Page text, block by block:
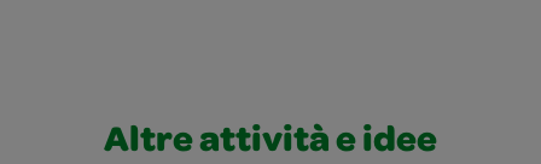
Altre attività e idee